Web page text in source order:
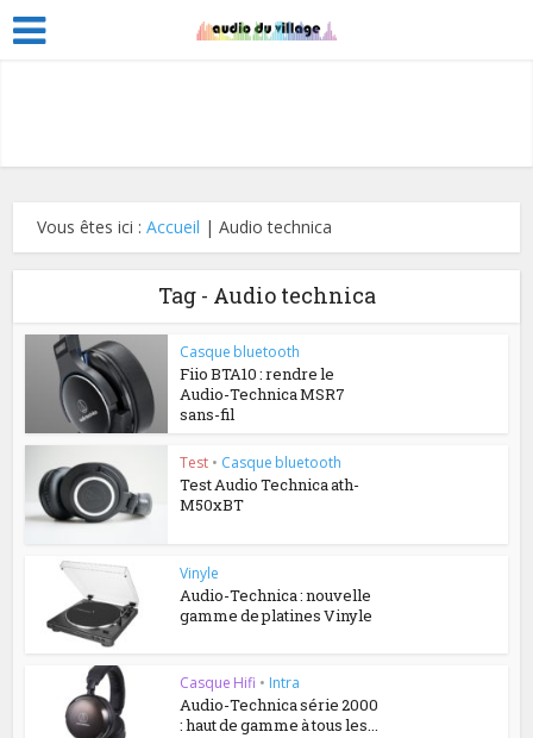
Vous êtes ici :Accueil |Audio technica
Tag - Audio technica
Casque bluetooth
Fiio BTA10 : rendre le
Audio-Technica MSR7
sans-fil
Test • Casque bluetooth
Test Audio Technica ath-
M50xBT
Vinyle
Audio-Technica : nouvelle
gamme de platines Vinyle
Casque Hifi • Intra
Audio-Technica série 2000
: haut de gamme à tous les...